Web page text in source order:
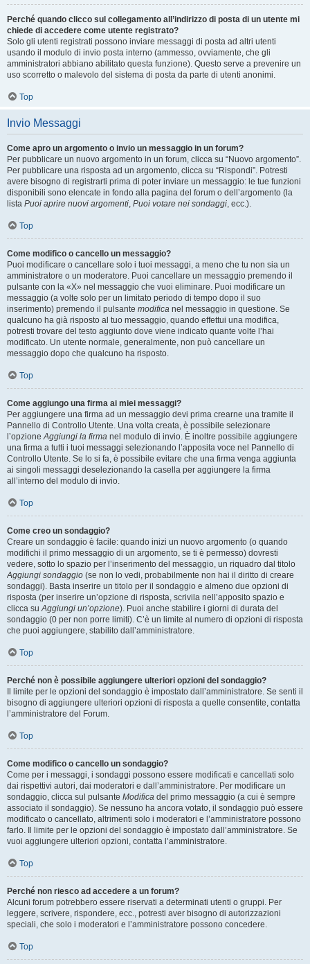
Perché quando clicco sul collegamento all’indirizzo di posta di un utente mi
chiede di accedere come utente registrato?
Solo gli utenti registrati possono inviare messaggi di posta ad altri utenti
usando il modulo di invio posta interno (ammesso, ovviamente, che gli
amministratori abbiano abilitato questa funzione). Questo serve a prevenire un
uso scorretto o malevolo del sistema di posta da parte di utenti anonimi.
Top
Invio Messaggi
Come apro un argomento o invio un messaggio in un forum?
Per pubblicare un nuovo argomento in un forum, clicca su “Nuovo argomento”.
Per pubblicare una risposta ad un argomento, clicca su “Rispondi”. Potresti
avere bisogno di registrarti prima di poter inviare un messaggio: le tue funzioni
disponibili sono elencate in fondo alla pagina del forum o dell’argomento (la
lista Puoi aprire nuovi argomenti, Puoi votare nei sondaggi, ecc.).
Top
Come modifico o cancello un messaggio?
Puoi modificare o cancellare solo i tuoi messaggi, a meno che tu non sia un
amministratore o un moderatore. Puoi cancellare un messaggio premendo il
pulsante con la «X» nel messaggio che vuoi eliminare. Puoi modificare un
messaggio (a volte solo per un limitato periodo di tempo dopo il suo
inserimento) premendo il pulsante modifica nel messaggio in questione. Se
qualcuno ha già risposto al tuo messaggio, quando effettui una modifica,
potresti trovare del testo aggiunto dove viene indicato quante volte l’hai
modificato. Un utente normale, generalmente, non può cancellare un
messaggio dopo che qualcuno ha risposto.
Top
Come aggiungo una firma ai miei messaggi?
Per aggiungere una firma ad un messaggio devi prima crearne una tramite il
Pannello di Controllo Utente. Una volta creata, è possibile selezionare
l’opzioneAggiungi la firma nel modulo di invio. È inoltre possibile aggiungere
una firma a tutti i tuoi messaggi selezionando l’apposita voce nel Pannello di
Controllo Utente. Se lo si fa, è possibile evitare che una firma venga aggiunta
ai singoli messaggi deselezionando la casella per aggiungere la firma
all’interno del modulo di invio.
Top
Come creo un sondaggio?
Creare un sondaggio è facile: quando inizi un nuovo argomento (o quando
modifichi il primo messaggio di un argomento, se ti è permesso) dovresti
vedere, sotto lo spazio per l’inserimento del messaggio, un riquadro dal titolo
Aggiungi sondaggio (se non lo vedi, probabilmente non hai il diritto di creare
sondaggi). Basta inserire un titolo per il sondaggio e almeno due opzioni di
risposta (per inserire un’opzione di risposta, scrivila nell’apposito spazio e
clicca suAggiungi un’opzione). Puoi anche stabilire i giorni di durata del
sondaggio (0 per non porre limiti). C’è un limite al numero di opzioni di risposta
che puoi aggiungere, stabilito dall’amministratore.
Top
Perché non è possibile aggiungere ulteriori opzioni del sondaggio?
Il limite per le opzioni del sondaggio è impostato dall’amministratore. Se senti il
bisogno di aggiungere ulteriori opzioni di risposta a quelle consentite, contatta
l’amministratore del Forum.
Top
Come modifico o cancello un sondaggio?
Come per i messaggi, i sondaggi possono essere modificati e cancellati solo
dai rispettivi autori, dai moderatori e dall’amministratore. Per modificare un
sondaggio, clicca sul pulsante Modifica del primo messaggio (a cui è sempre
associato il sondaggio). Se nessuno ha ancora votato, il sondaggio può essere
modificato o cancellato, altrimenti solo i moderatori e l’amministratore possono
farlo. Il limite per le opzioni del sondaggio è impostato dall’amministratore. Se
vuoi aggiungere ulteriori opzioni, contatta l’amministratore.
Top
Perché non riesco ad accedere a un forum?
Alcuni forum potrebbero essere riservati a determinati utenti o gruppi. Per
leggere, scrivere, rispondere, ecc., potresti aver bisogno di autorizzazioni
speciali, che solo i moderatori e l’amministratore possono concedere.
Top